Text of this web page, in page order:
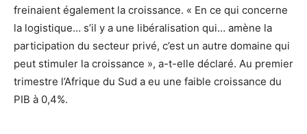
freinaient également la croissance. « En ce qui concerne
la logistique… s’il y a une libéralisation qui… amène la
participation du secteur privé, c’est un autre domaine qui
peut stimuler la croissance », a-t-elle déclaré. Au premier
trimestre l’Afrique du Sud a eu une faible croissance du
PIB à 0,4%.